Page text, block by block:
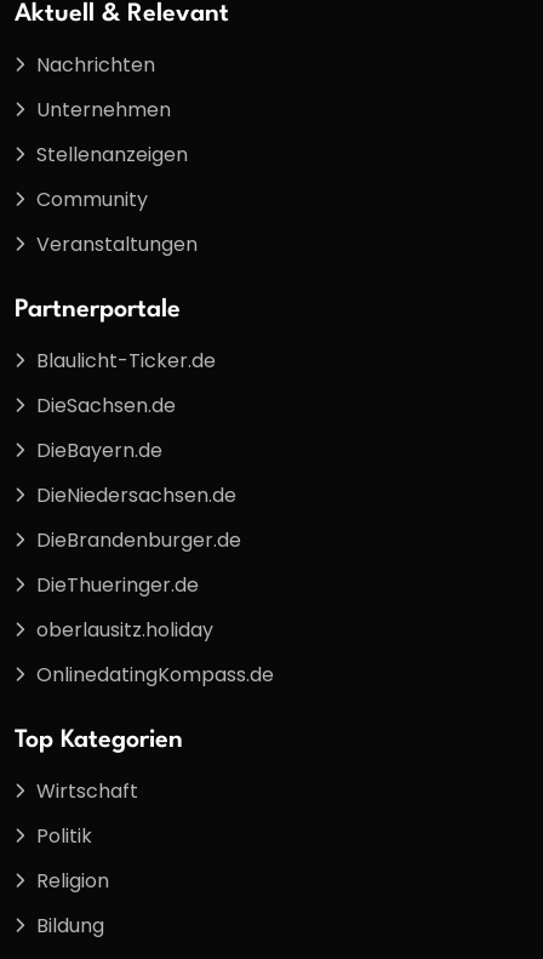
Aktuell & Relevant
Nachrichten
Unternehmen
Stellenanzeigen
Community
Veranstaltungen
Partnerportale
Blaulicht-Ticker.de
DieSachsen.de
DieBayern.de
DieNiedersachsen.de
DieBrandenburger.de
DieThueringer.de
oberlausitz.holiday
OnlinedatingKompass.de
Top Kategorien
Wirtschaft
Politik
Religion
Bildung